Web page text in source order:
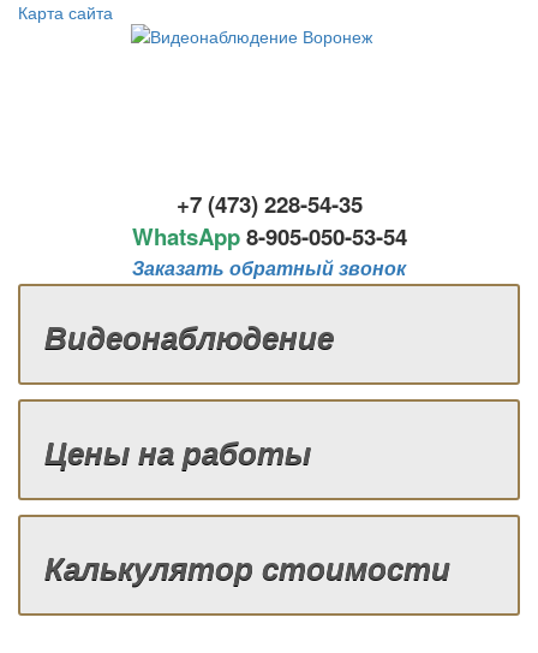
Карта сайта
+7 (473) 228-54-35
WhatsApp8-905-050-53-54
Заказать обратный звонок
Видеонаблюдение
Цены на работы
Калькулятор стоимости